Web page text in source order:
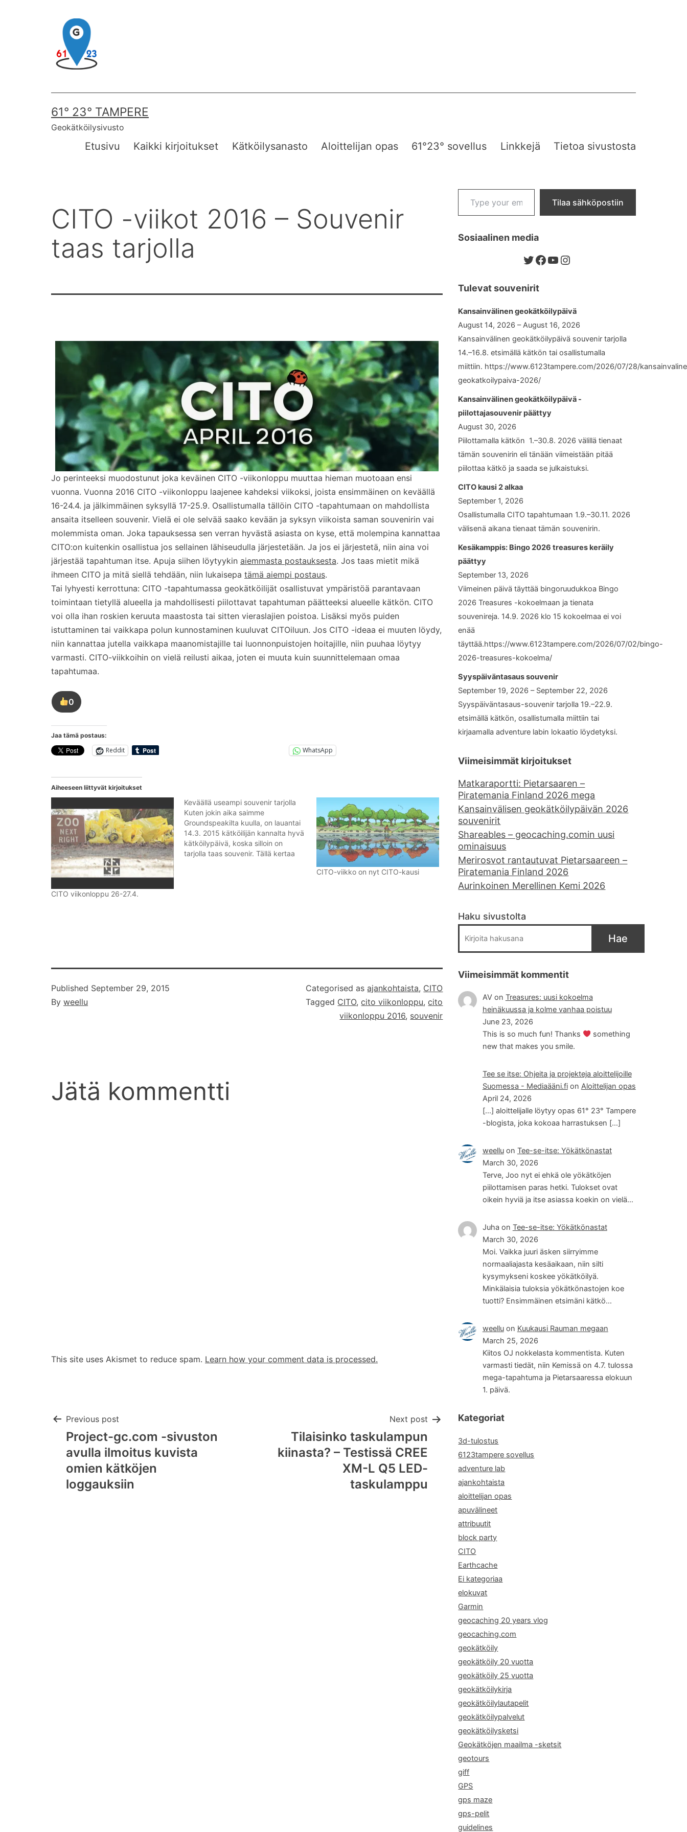
61° 23° TAMPERE
Geokätköilysivusto
Etusivu Kaikki kirjoitukset Kätköilysanasto Aloittelijan opas 61°23° sovellus Linkkejä Tietoa sivustosta
CITO -viikot 2016 – Souvenir
taas tarjolla
Jo perinteeksi muodostunut joka keväinen CITO -viikonloppu muuttaa hieman muotoaan ensi
vuonna. Vuonna 2016 CITO -viikonloppu laajenee kahdeksi viikoksi, joista ensimmäinen on keväällä
16-24.4. ja jälkimmäinen syksyllä 17-25.9. Osallistumalla tällöin CITO -tapahtumaan on mahdollista
ansaita itselleen souvenir. Vielä ei ole selvää saako kevään ja syksyn viikoista saman souvenirin vai
molemmista oman. Joka tapauksessa sen verran hyvästä asiasta on kyse, että molempina kannattaa
CITO:on kuitenkin osallistua jos sellainen lähiseudulla järjestetään. Ja jos ei järjestetä, niin aina voi
järjestää tapahtuman itse. Apuja siihen löytyykin aiemmasta postauksesta. Jos taas mietit mikä
ihmeen CITO ja mitä siellä tehdään, niin lukaisepa tämä aiempi postaus.
Tai lyhyesti kerrottuna: CITO -tapahtumassa geokätköilijät osallistuvat ympäristöä parantavaan
toimintaan tietyllä alueella ja mahdollisesti piilottavat tapahtuman päätteeksi alueelle kätkön. CITO
voi olla ihan roskien keruuta maastosta tai sitten vieraslajien poistoa. Lisäksi myös puiden
istuttaminen tai vaikkapa polun kunnostaminen kuuluvat CITOiluun. Jos CITO -ideaa ei muuten löydy,
niin kannattaa jutella vaikkapa maanomistajille tai luonnonpuistojen hoitajille, niin puuhaa löytyy
varmasti. CITO-viikkoihin on vielä reilusti aikaa, joten ei muuta kuin suunnittelemaan omaa
tapahtumaa.
0
Tykkää
tästä
Jaa tämä postaus:
Reddit WhatsApp
Aiheeseen liittyvät kirjoitukset
CITO viikonloppu 26-27.4.
Keväällä useampi souvenir tarjolla
Kuten jokin aika saimme
Groundspeakilta kuulla, on lauantai
14.3. 2015 kätköilijän kannalta hyvä
kätköilypäivä, koska silloin on
tarjolla taas souvenir. Tällä kertaa
CITO-viikko on nyt CITO-kausi
Published September 29, 2015
By weellu
Categorised asajankohtaista, CITO
Tagged CITO,cito viikonloppu,cito
viikonloppu 2016, souvenir
Jätä kommentti
This site uses Akismet to reduce spam. Learn how your comment data is processed.
Post
navigation
Previous post
Project-gc.com -sivuston
avulla ilmoitus kuvista
omien kätköjen
loggauksiin
Next post
Tilaisinko taskulampun
kiinasta? – Testissä CREE
XM-L Q5 LED-
taskulamppu
Type your email…
Tilaa sähköpostiin
Sosiaalinen media
Twitter
Facebook
YouTube
Instagram
Tulevat souvenirit
Kansainvälinen geokätköilypäivä
August 14, 2026 – August 16, 2026
Kansainvälinen geokätköilypäivä souvenir tarjolla
14.–16.8. etsimällä kätkön tai osallistumalla
miittiin. https://www.6123tampere.com/2026/07/28/
geokatkoilypaiva-2026/
Kansainvälinen geokätköilypäivä -
piilottajasouvenir päättyy
August 30, 2026
Piilottamalla kätkön 1.–30.8. 2026 välillä tienaat
tämän souvenirin eli tänään viimeistään pitää
piilottaa kätkö ja saada se julkaistuksi.
CITO kausi 2 alkaa
September 1, 2026
Osallistumalla CITO tapahtumaan 1.9.–30.11. 2026
välisenä aikana tienaat tämän souvenirin.
Kesäkamppis: Bingo 2026 treasures keräily
päättyy
September 13, 2026
Viimeinen päivä täyttää bingoruudukkoa Bingo
2026 Treasures -kokoelmaan ja tienata
souvenireja. 14.9. 2026 klo 15 kokoelmaa ei voi
enää
täyttää.https://www.6123tampere.com/2026/07/02/bingo-
2026-treasures-kokoelma/
Syyspäiväntasaus souvenir
September 19, 2026 – September 22, 2026
Syyspäiväntasaus-souvenir tarjolla 19.–22.9.
etsimällä kätkön, osallistumalla miittiin tai
kirjaamalla adventure labin lokaatio löydetyksi.
Viimeisimmät kirjoitukset
Matkaraportti: Pietarsaaren –
Piratemania Finland 2026 mega
Kansainvälisen geokätköilypäivän 2026
souvenirit
Shareables – geocaching.comin uusi
ominaisuus
Merirosvot rantautuvat Pietarsaareen –
Piratemania Finland 2026
Aurinkoinen Merellinen Kemi 2026
Haku sivustolta
Hae
Viimeisimmät kommentit
AVon Treasures: uusi kokoelma
heinäkuussa ja kolme vanhaa poistuu
June 23, 2026
This is so much fun! Thanks
something
new that makes you smile.
Tee se itse: Ohjeita ja projekteja aloittelijoille
Suomessa - Mediaääni.fion Aloittelijan opas
April 24, 2026
[…] aloittelijalle löytyy opas 61° 23° Tampere
-blogista, joka kokoaa harrastuksen […]
weelluon Tee-se-itse: Yökätkönastat
March 30, 2026
Terve, Joo nyt ei ehkä ole yökätköjen
piilottamisen paras hetki. Tulokset ovat
oikein hyviä ja itse asiassa koekin on vielä…
Juha on Tee-se-itse: Yökätkönastat
March 30, 2026
Moi. Vaikka juuri äsken siirryimme
normaaliajasta kesäaikaan, niin silti
kysymykseni koskee yökätköilyä.
Minkälaisia tuloksia yökätkönastojen koe
tuotti? Ensimmäinen etsimäni kätkö…
weelluon Kuukausi Rauman megaan
March 25, 2026
Kiitos OJ nokkelasta kommentista. Kuten
varmasti tiedät, niin Kemissä on 4.7. tulossa
mega-tapahtuma ja Pietarsaaressa elokuun
1. päivä.
Kategoriat
3d-tulostus
6123tampere sovellus
adventure lab
ajankohtaista
aloittelijan opas
apuvälineet
attribuutit
block party
CITO
Earthcache
Ei kategoriaa
elokuvat
Garmin
geocaching 20 years vlog
geocaching.com
geokätköily
geokätköily 20 vuotta
geokätköily 25 vuotta
geokätköilykirja
geokätköilylautapelit
geokätköilypalvelut
geokätköilysketsi
Geokätköjen maailma -sketsit
geotours
giff
GPS
gps maze
gps-pelit
guidelines